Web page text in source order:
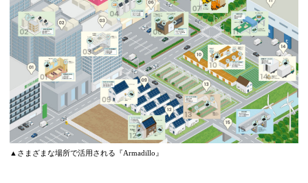
▲さまざまな場所で活用される『Armadillo』